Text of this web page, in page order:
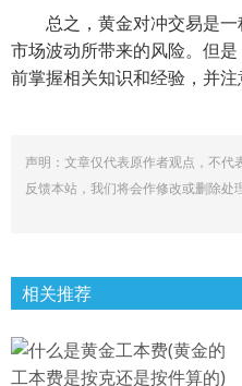
总之，黄金对冲交易是
市场波动所带来的风险。但
前掌握相关知识和经验，并注
声明：文章仅代表原作者观点，不
反馈本站，我们将会作修改或删除处
相关推荐